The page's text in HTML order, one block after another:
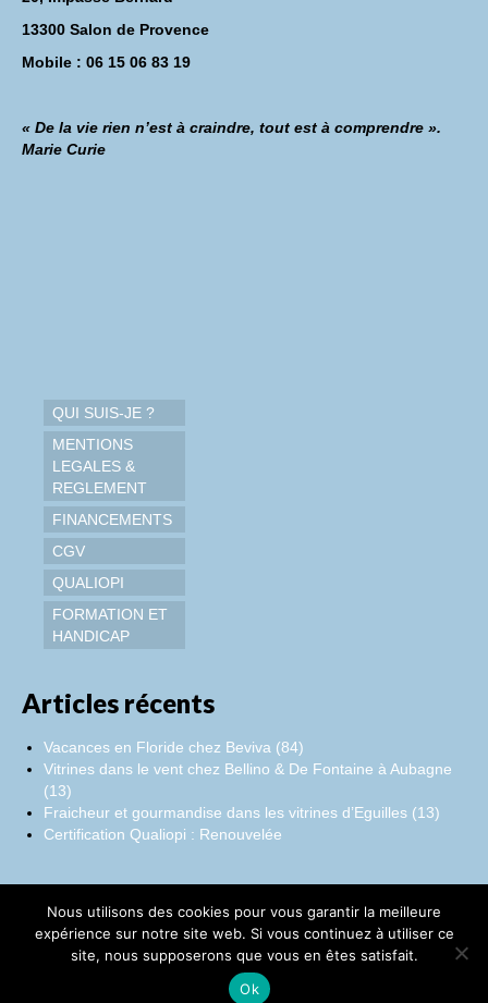
13300 Salon de Provence
Mobile : 06 15 06 83 19
« De la vie rien n’est à craindre, tout est à comprendre ».
Marie Curie
QUI SUIS-JE ?
MENTIONS
LEGALES &
REGLEMENT
FINANCEMENTS
CGV
QUALIOPI
FORMATION ET
HANDICAP
Articles récents
Vacances en Floride chez Beviva (84)
Vitrines dans le vent chez Bellino & De Fontaine à Aubagne
(13)
Fraicheur et gourmandise dans les vitrines d’Eguilles (13)
Certification Qualiopi : Renouvelée
Facebook
Instagram
LinkedIn
Nous utilisons des cookies pour vous garantir la meilleure
expérience sur notre site web. Si vous continuez à utiliser ce
site, nous supposerons que vous en êtes satisfait.
Ok